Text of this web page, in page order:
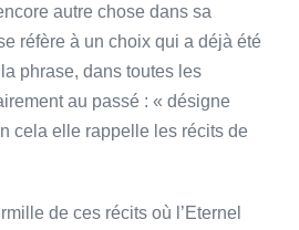
autre chose dans sa
réfère à un choix qui a déjà été
phrase, dans toutes les
au passé : « désigne
cela elle rappelle les récits de
de ces récits où l’Eternel